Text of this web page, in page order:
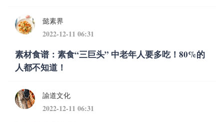
懿素界
2022-12-11 06:31
素材食谱：素食“三巨头” 中老年人要多吃！80%的
人都不知道！
諭道文化
2022-12-11 06:31